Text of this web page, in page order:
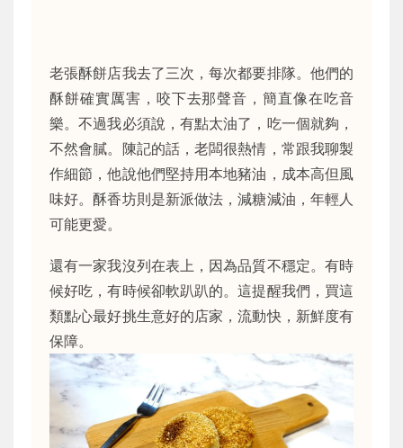
老張酥餅店我去了三次，每次都要排隊。他們的
酥餅確實厲害，咬下去那聲音，簡直像在吃音
樂。不過我必須說，有點太油了，吃一個就夠，
不然會膩。陳記的話，老闆很熱情，常跟我聊製
作細節，他說他們堅持用本地豬油，成本高但風
味好。酥香坊則是新派做法，減糖減油，年輕人
可能更愛。
還有一家我沒列在表上，因為品質不穩定。有時
候好吃，有時候卻軟趴趴的。這提醒我們，買這
類點心最好挑生意好的店家，流動快，新鮮度有
保障。